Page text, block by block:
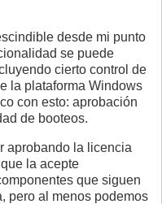
desde mi punto
se puede
cierto control de
la plataforma Windows
con esto: aprobación
de booteos.
aprobando la licencia
la acepte
que siguen
pero al menos podemos